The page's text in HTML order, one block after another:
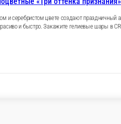
розовом и